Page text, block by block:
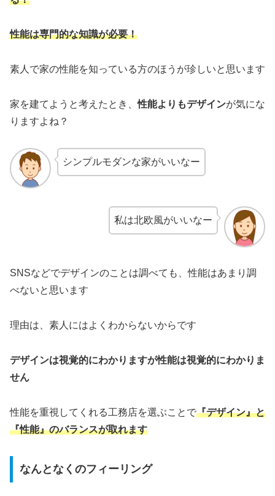
性能は専門的な知識が必要！
素人で家の性能を知っている方のほうが珍しいと思います
家を建てようと考えたとき、性能よりもデザインが気にな
りますよね？
シンプルモダンな家がいいなー
私は北欧風がいいなー
SNSなどでデザインのことは調べても、性能はあまり調
べないと思います
理由は、素人にはよくわからないからです
デザインは視覚的にわかりますが性能は視覚的にわかりま
せん
性能を重視してくれる工務店を選ぶことで『デザイン』と
『性能』のバランスが取れます
なんとなくのフィーリング